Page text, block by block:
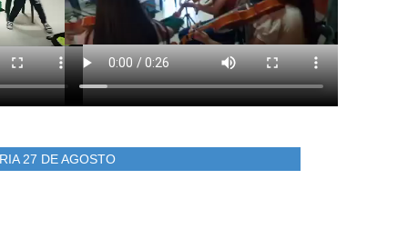
27 DE AGOSTO